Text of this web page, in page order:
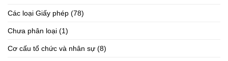
Các loại Giấy phép (78)
Chưa phân loại (1)
Cơ cấu tổ chức và nhân sự (8)